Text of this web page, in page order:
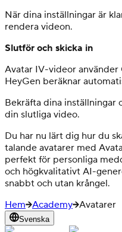
När dina inställningar är
rendera videon.
Slutför och skicka in
Avatar IV-videor
HeyGen beräknar
Bekräfta dina inställningar
din slutliga video.
Du har nu lärt dig hur du
talande avatarer med
perfekt för personliga
och högkvalitativt AI-
snabbt och utan krångel.
Hem Academy Avatarer
Svenska